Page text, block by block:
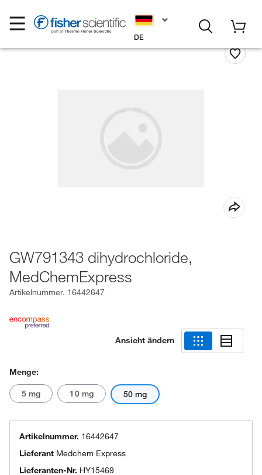
DE
GW791343 dihydrochloride,
MedChemExpress
Artikelnummer. 16442647
Ansicht ändern
Menge:
5 mg 10 mg 50 mg
Artikelnummer. 16442647
Lieferant Medchem Express
Lieferanten-Nr. HY15469